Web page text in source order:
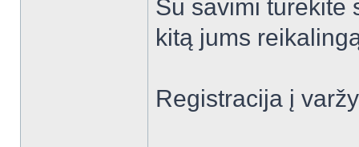
Su savimi turėkite
kitą jums
Registracija į